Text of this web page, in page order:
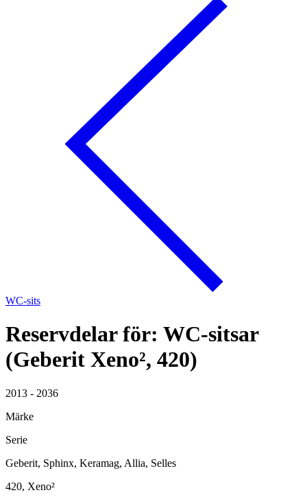
WC-sits
Reservdelar för: WC-sitsar
(Geberit Xeno², 420)
2013 - 2036
Märke
Serie
Geberit, Sphinx, Keramag, Allia, Selles
420, Xeno²